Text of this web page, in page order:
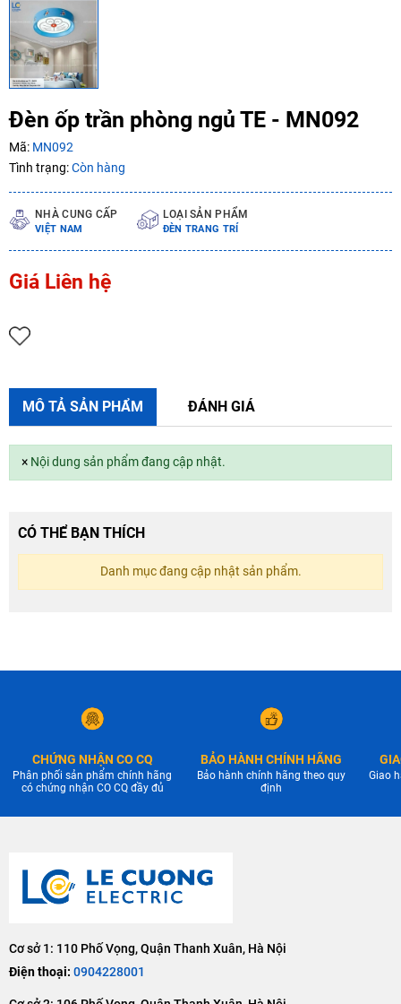
Đèn ốp trần phòng ngủ TE - MN092
Mã: MN092
Tình trạng:Còn hàng
NHÀ CUNG CẤP
VIỆT NAM
LOẠI SẢN PHẨM
ĐÈN TRANG TRÍ
Giá Liên hệ
MÔ TẢ SẢN PHẨM ĐÁNH GIÁ
×Nội dung sản phẩm đang cập nhật.
CÓ THỂ BẠN THÍCH
Danh mục đang cập nhật sản phẩm.
CHỨNG NHẬN CO CQ
Phân phối sản phẩm chính hãng
có chứng nhận CO CQ đầy đủ
BẢO HÀNH CHÍNH HÃNG
Bảo hành chính hãng theo quy
định
Giao
Cơ sở 1: 110 Phố Vọng, Quận Thanh Xuân, Hà Nội
Điện thoại: 0904228001